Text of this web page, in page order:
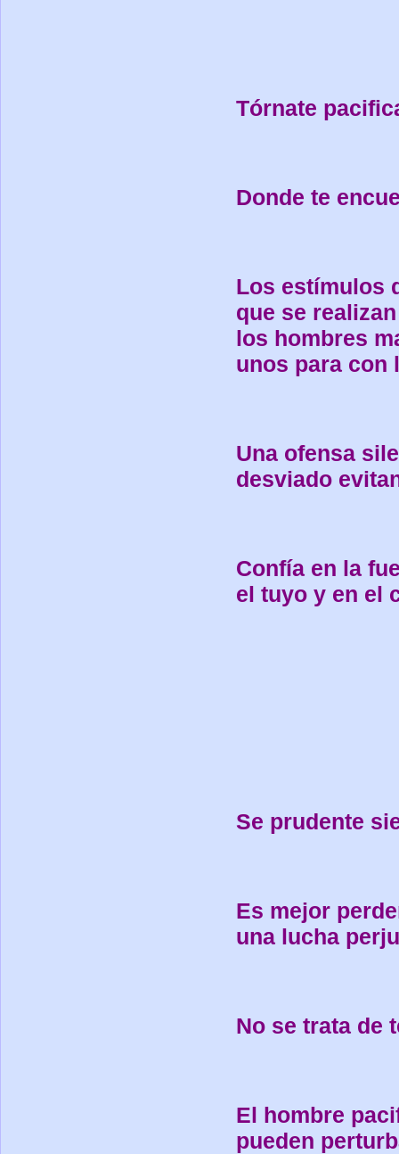
Tórnate
Donde te
Los estímulos
que se
los hombres
unos para con
Una ofensa
desviado
Confía en la
el tuyo y en el
Se prudente
Es mejor
una lucha
No se trata de
El hombre
pueden